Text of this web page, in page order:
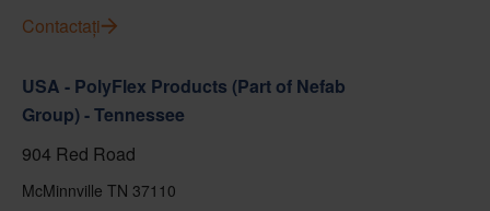
Contactați
USA - PolyFlex Products (Part of Nefab
Group) - Tennessee
904 Red Road
McMinnville TN 37110